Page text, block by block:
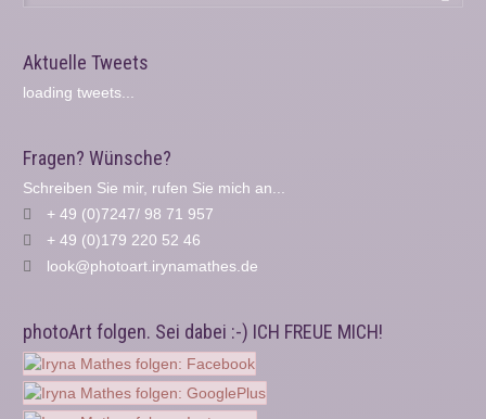
Aktuelle Tweets
loading tweets...
Fragen? Wünsche?
Schreiben Sie mir, rufen Sie mich an...
+ 49 (0)7247/ 98 71 957
+ 49 (0)179 220 52 46
look@photoart.irynamathes.de
photoArt folgen. Sei dabei :-) ICH FREUE MICH!